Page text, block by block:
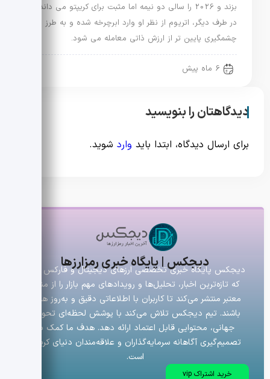
بزند و 2026 را سالی دو نیمه اما مثبت برای کریپتو می داند.
در طرف دیگر، اتریوم از نظر او وارد ابرچرخه شده و به طرز
چشمگیری پایین تر از ارزش ذاتی معامله می شود.
6 ماه پیش
دیدگاهتان را بنویسید
برای ارسال دیدگاه، ابتدا باید وارد شوید.
دیجکس | پایگاه خبری رمزارزها
دیجکس پایگاه خبری تخصصی ارزهای دیجیتال و فارکس است
که تازه‌ترین اخبار، تحلیل‌ها و رویدادهای مهم بازار را از منابع
معتبر منتشر می‌کند تا کاربران با اطلاعاتی دقیق و به‌روز همراه
باشند. تیم دیجکس تلاش می‌کند با پوشش لحظه‌ای تحولات
جهانی، محتوایی قابل اعتماد ارائه دهد. هدف ما کمک به
تصمیم‌گیری آگاهانه سرمایه‌گذاران و علاقه‌مندان دنیای کریپتو
است.
خرید اشتراک vip